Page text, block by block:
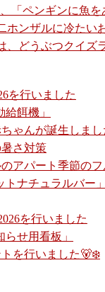
「ペンギンに魚
ホンザルに冷たい
、どうぶつクイズ
を行いました
給餌機」
ゃんが誕生しま
暑さ対策
のアパート季節の
トナチュラルバー
を行いました
らせ用看板」
を行いました🐻‍❄️